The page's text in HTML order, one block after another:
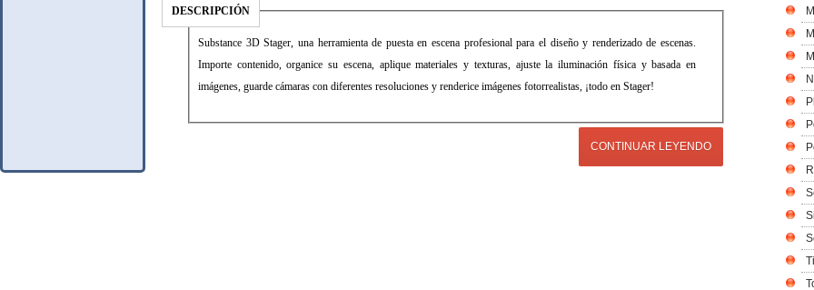
DESCRIPCIÓN
Substance 3D Stager, una herramienta de puesta en escena profesional para el diseño y renderizado de escenas.
Importe contenido, organice su escena, aplique materiales y texturas, ajuste la iluminación física y basada en
imágenes, guarde cámaras con diferentes resoluciones y renderice imágenes fotorrealistas, ¡todo en Stager!
CONTINUAR LEYENDO